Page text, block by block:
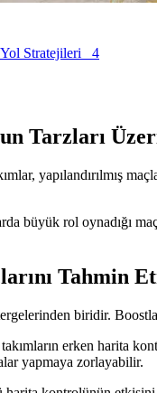
Yol Stratejileri 4
Tarzları
yapılandırılmış
büyük rol oynadığı
Tahmin
biridir.
erken harita
yapmaya zorlayabilir.